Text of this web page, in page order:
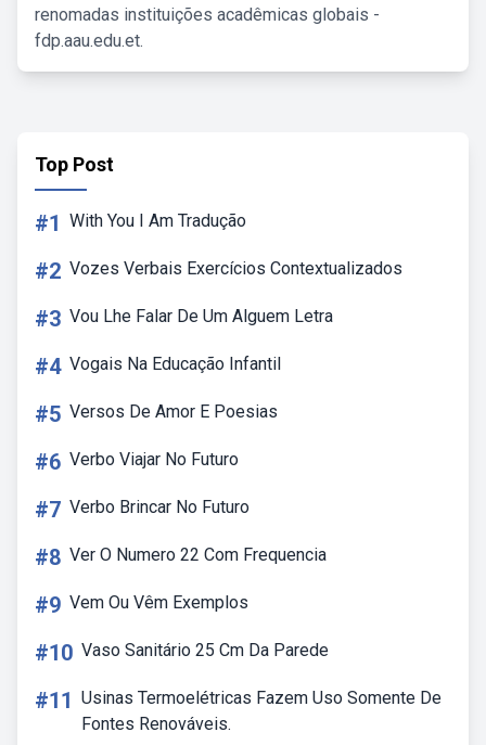
renomadas instituições acadêmicas globais -
fdp.aau.edu.et.
Top Post
#1 With You I Am Tradução
#2 Vozes Verbais Exercícios Contextualizados
#3 Vou Lhe Falar De Um Alguem Letra
#4 Vogais Na Educação Infantil
#5 Versos De Amor E Poesias
#6 Verbo Viajar No Futuro
#7 Verbo Brincar No Futuro
#8 Ver O Numero 22 Com Frequencia
#9 Vem Ou Vêm Exemplos
#10 Vaso Sanitário 25 Cm Da Parede
#11 Usinas Termoelétricas Fazem Uso Somente De
Fontes Renováveis.